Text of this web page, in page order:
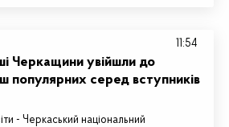
Черкащини увійшли до
популярних серед вступників
- Черкаський національний
11:54